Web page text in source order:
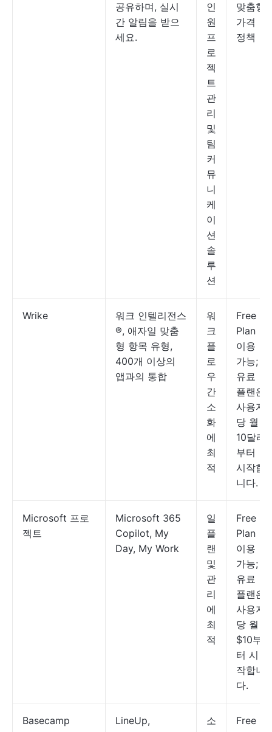
공유하며, 실시
간 알림을 받으
세요.
인
원
프
로
젝
트
관
리
및
팀
커
뮤
니
케
이
션
솔
루
션
맞춤형
가격
정책
Wrike
워크 인텔리전스
®, 애자일 맞춤
형 항목 유형,
400개 이상의
앱과의 통합
워
크
플
로
우
간
소
화
에
최
적
Free
Plan
이용
가능;
유료
플랜은
사용자
당 월
10달러
부터
시작합
니다.
Microsoft 프로
젝트
Microsoft 365
Copilot, My
Day, My Work
일
플
랜
및
관
리
에
최
적
Free
Plan
이용
가능;
유료
플랜은
사용자
당 월
$10부
터 시
작합니
다.
Basecamp
LineUp,
소
Free